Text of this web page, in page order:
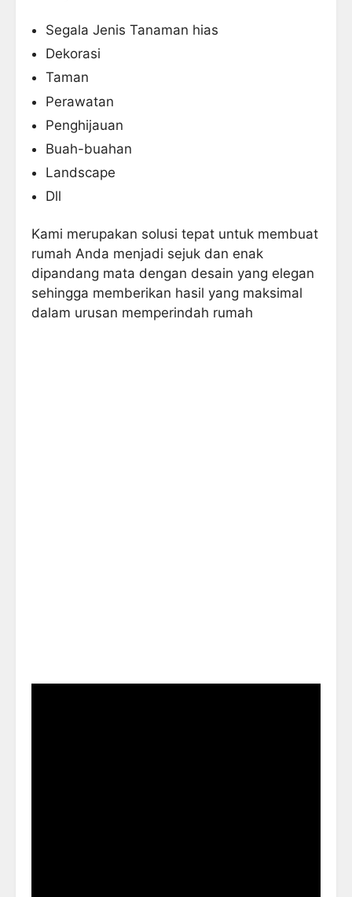
Segala Jenis Tanaman hias
Dekorasi
Taman
Perawatan
Penghijauan
Buah-buahan
Landscape
Dll
Kami merupakan solusi tepat untuk membuat
rumah Anda menjadi sejuk dan enak
dipandang mata dengan desain yang elegan
sehingga memberikan hasil yang maksimal
dalam urusan memperindah rumah